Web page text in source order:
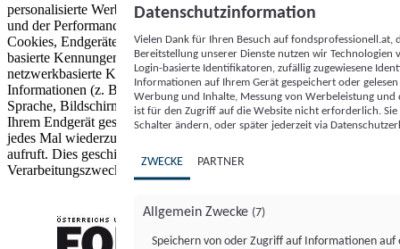
personalisierte Werbung und Inhalte, Messung von Werbeleistung
und der Performance von Inhalten sowie Zielgruppenforschung.
Cookies, Endgeräte- oder ähnliche Online-Kennungen (z. B. login-
basierte Kennungen, zufällig generierte Kennungen,
netzwerkbasierte Kennungen) können zusammen mit anderen
Informationen (z. B. Browsertyp und Browserinformationen,
Sprache, Bildschirmgröße, unterstützte Technologien usw.) auf
Ihrem Endgerät gespeichert oder von dort ausgelesen werden, um es
jedes Mal wiederzuerkennen, wenn es eine App oder einer Webseite
aufruft. Dies geschieht für einen oder mehrere der hier aufgeführten
Verarbeitungszwecke.
Datenschutzinformation
Vielen Dank für Ihren Besuch auf
Bereitstellung unserer Dienste nutzen wir Technologien
Login-basierte Identifikatoren, zufällig zugewiesene
Informationen auf Ihrem Gerät gespeichert oder
Werbung und Inhalte, Messung von Werbeleistung
ist für den Zugriff auf die Website nicht erforderlich.
Schalter ändern, oder später jederzeit via
ZWECKE PARTNER
Allgemein Zwecke (7)
Speichern von oder Zugriff auf Informationen auf